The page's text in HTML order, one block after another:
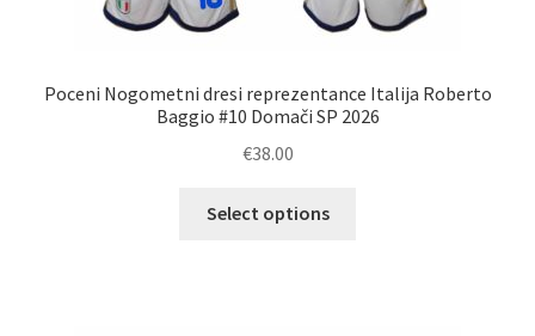
Poceni Nogometni dresi reprezentance Italija Roberto
Baggio #10 Domači SP 2026
€38.00
Select options